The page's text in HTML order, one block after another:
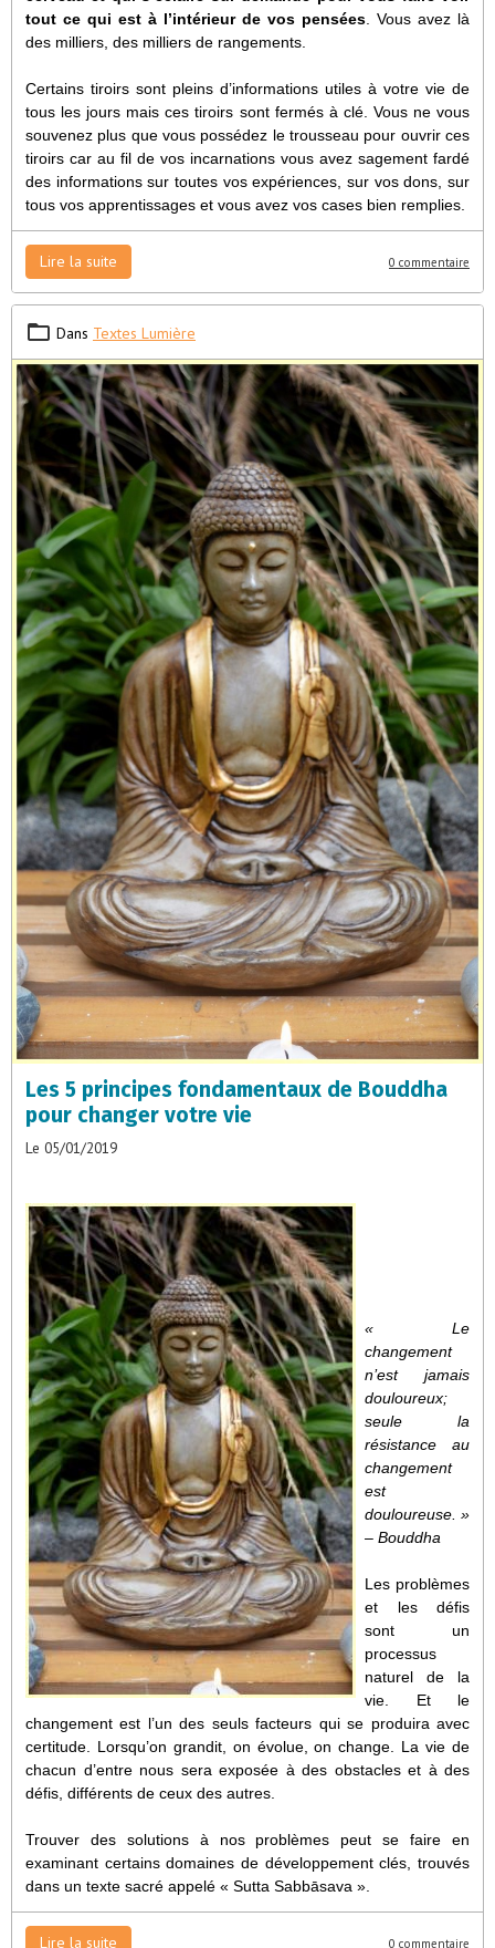
tout ce qui est à l’intérieur de vos pensées . Vous avez là
des milliers, des milliers de rangements.
Certains tiroirs sont pleins d’informations utiles à votre vie de
tous les jours mais ces tiroirs sont fermés à clé. Vous ne vous
souvenez plus que vous possédez le trousseau pour ouvrir ces
tiroirs car au fil de vos incarnations vous avez sagement fardé
des informations sur toutes vos expériences, sur vos dons, sur
tous vos apprentissages et vous avez vos cases bien remplies.
Lire la suite 0 commentaire
Dans Textes Lumière
Les 5 principes fondamentaux de Bouddha
pour changer votre vie
Le 05/01/2019
« Le
changement
n’est jamais
douloureux;
seule la
résistance au
changement
est
douloureuse. »
– Bouddha
Les problèmes
et les défis
sont un
processus
naturel de la
vie. Et le
changement est l’un des seuls facteurs qui se produira avec
certitude. Lorsqu’on grandit, on évolue, on change. La vie de
chacun d’entre nous sera exposée à des obstacles et à des
défis, différents de ceux des autres.
Trouver des solutions à nos problèmes peut se faire en
examinant certains domaines de développement clés, trouvés
dans un texte sacré appelé « Sutta Sabbāsava ».
Lire la suite 0 commentaire